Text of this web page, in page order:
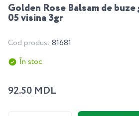
Golden Rose Balsam de
05 visina 3gr
Cod produs: 81681
În stoc
92.50 MDL